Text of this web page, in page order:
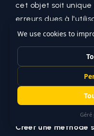
cet objet soit unique
erreurs dues à
Pour mettre en
généralement ces
Cela empêche la
classe de
que l'objet ne peut
Créer une méthode